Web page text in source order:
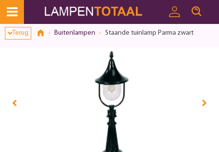
Terug Buitenlampen Staande tuinlamp Parma zwart